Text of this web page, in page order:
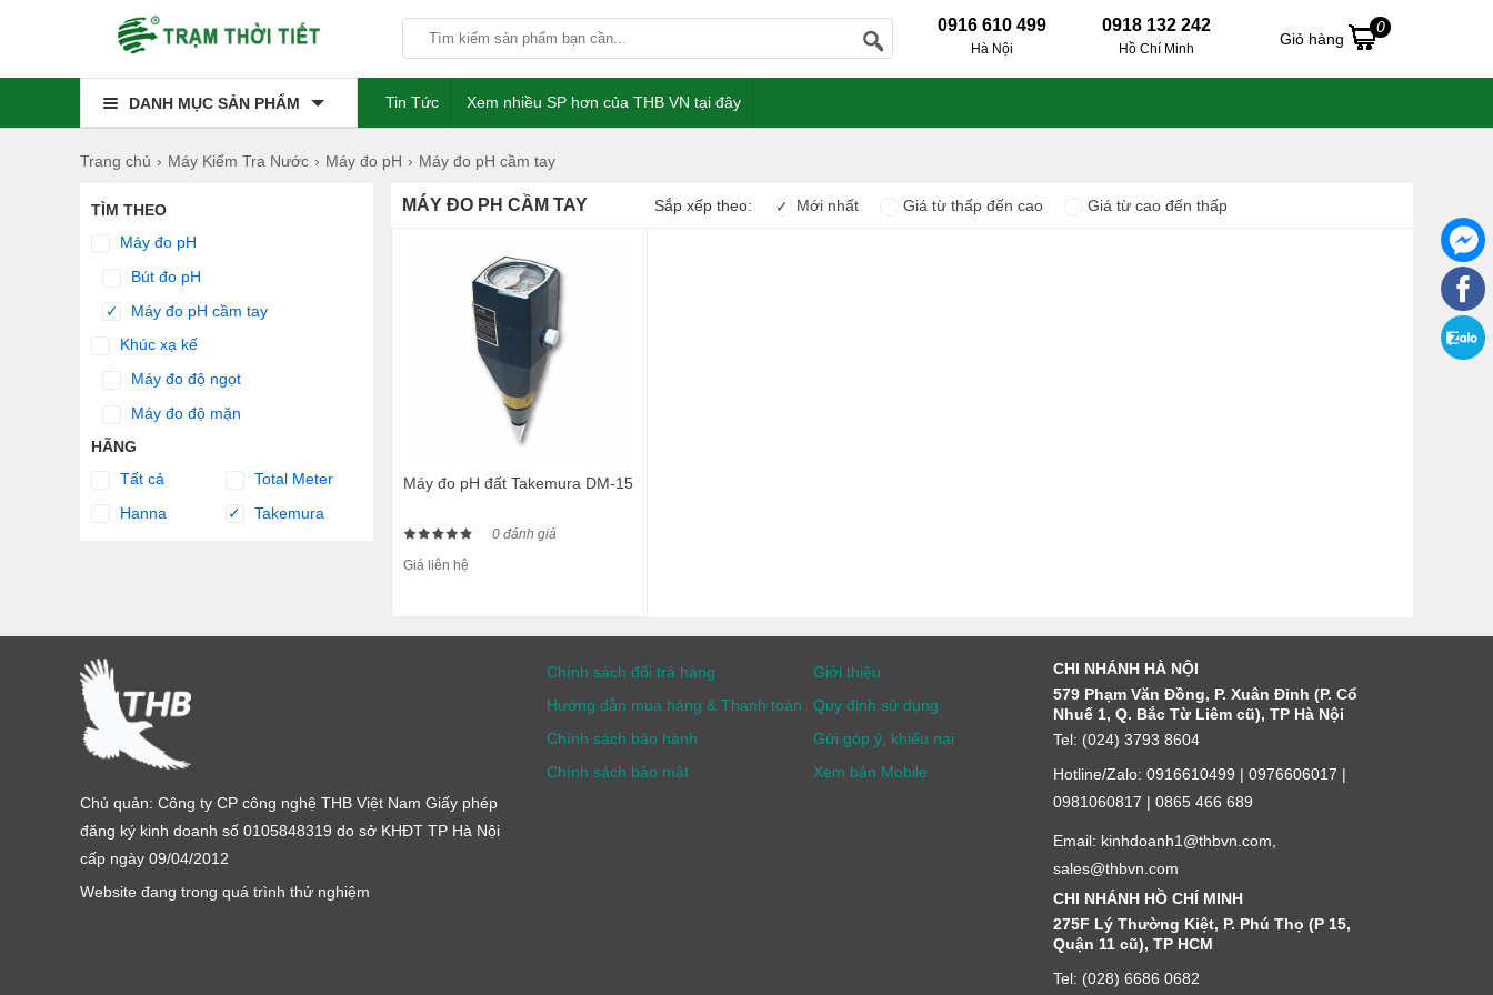
0916 610 499
Hà Nội
0918 132 242
Hồ Chí Minh
Giỏ hàng
0
DANH MỤC SẢN PHẨM Tin Tức Xem nhiều SP hơn của THB VN tại đây
Trang chủ Máy Kiểm Tra Nước Máy đo pH Máy đo pH cầm tay
TÌM THEO
Máy đo pH
Bút đo pH
✓
Máy đo pH cầm tay
Khúc xạ kế
Máy đo độ ngọt
Máy đo độ mặn
HÃNG
Tất cả
Total Meter
Hanna
✓ Takemura
MÁY ĐO PH CẦM TAY Sắp xếp theo: ✓ Mới nhất Giá từ thấp đến cao Giá từ cao đến thấp
Máy đo pH đất Takemura DM-15
0 đánh giá
Giá liên hệ
Chủ quản: Công ty CP công nghệ THB Việt Nam Giấy phép
đăng ký kinh doanh số 0105848319 do sở KHĐT TP Hà Nội
cấp ngày 09/04/2012
Website đang trong quá trình thử nghiệm
Chính sách đổi trả hàng
Hướng dẫn mua hàng & Thanh toán
Chính sách bảo hành
Chính sách bảo mật
Giới thiệu
Quy định sử dụng
Gửi góp ý, khiếu nại
Xem bản Mobile
CHI NHÁNH HÀ NỘI
579 Phạm Văn Đồng, P. Xuân Đỉnh (P. Cổ
Nhuế 1, Q. Bắc Từ Liêm cũ), TP Hà Nội
Tel: (024) 3793 8604
Hotline/Zalo: 0916610499 | 0976606017 |
0981060817 | 0865 466 689
Email: kinhdoanh1@thbvn.com,
sales@thbvn.com
CHI NHÁNH HỒ CHÍ MINH
275F Lý Thường Kiệt, P. Phú Thọ (P 15,
Quận 11 cũ), TP HCM
Tel: (028) 6686 0682